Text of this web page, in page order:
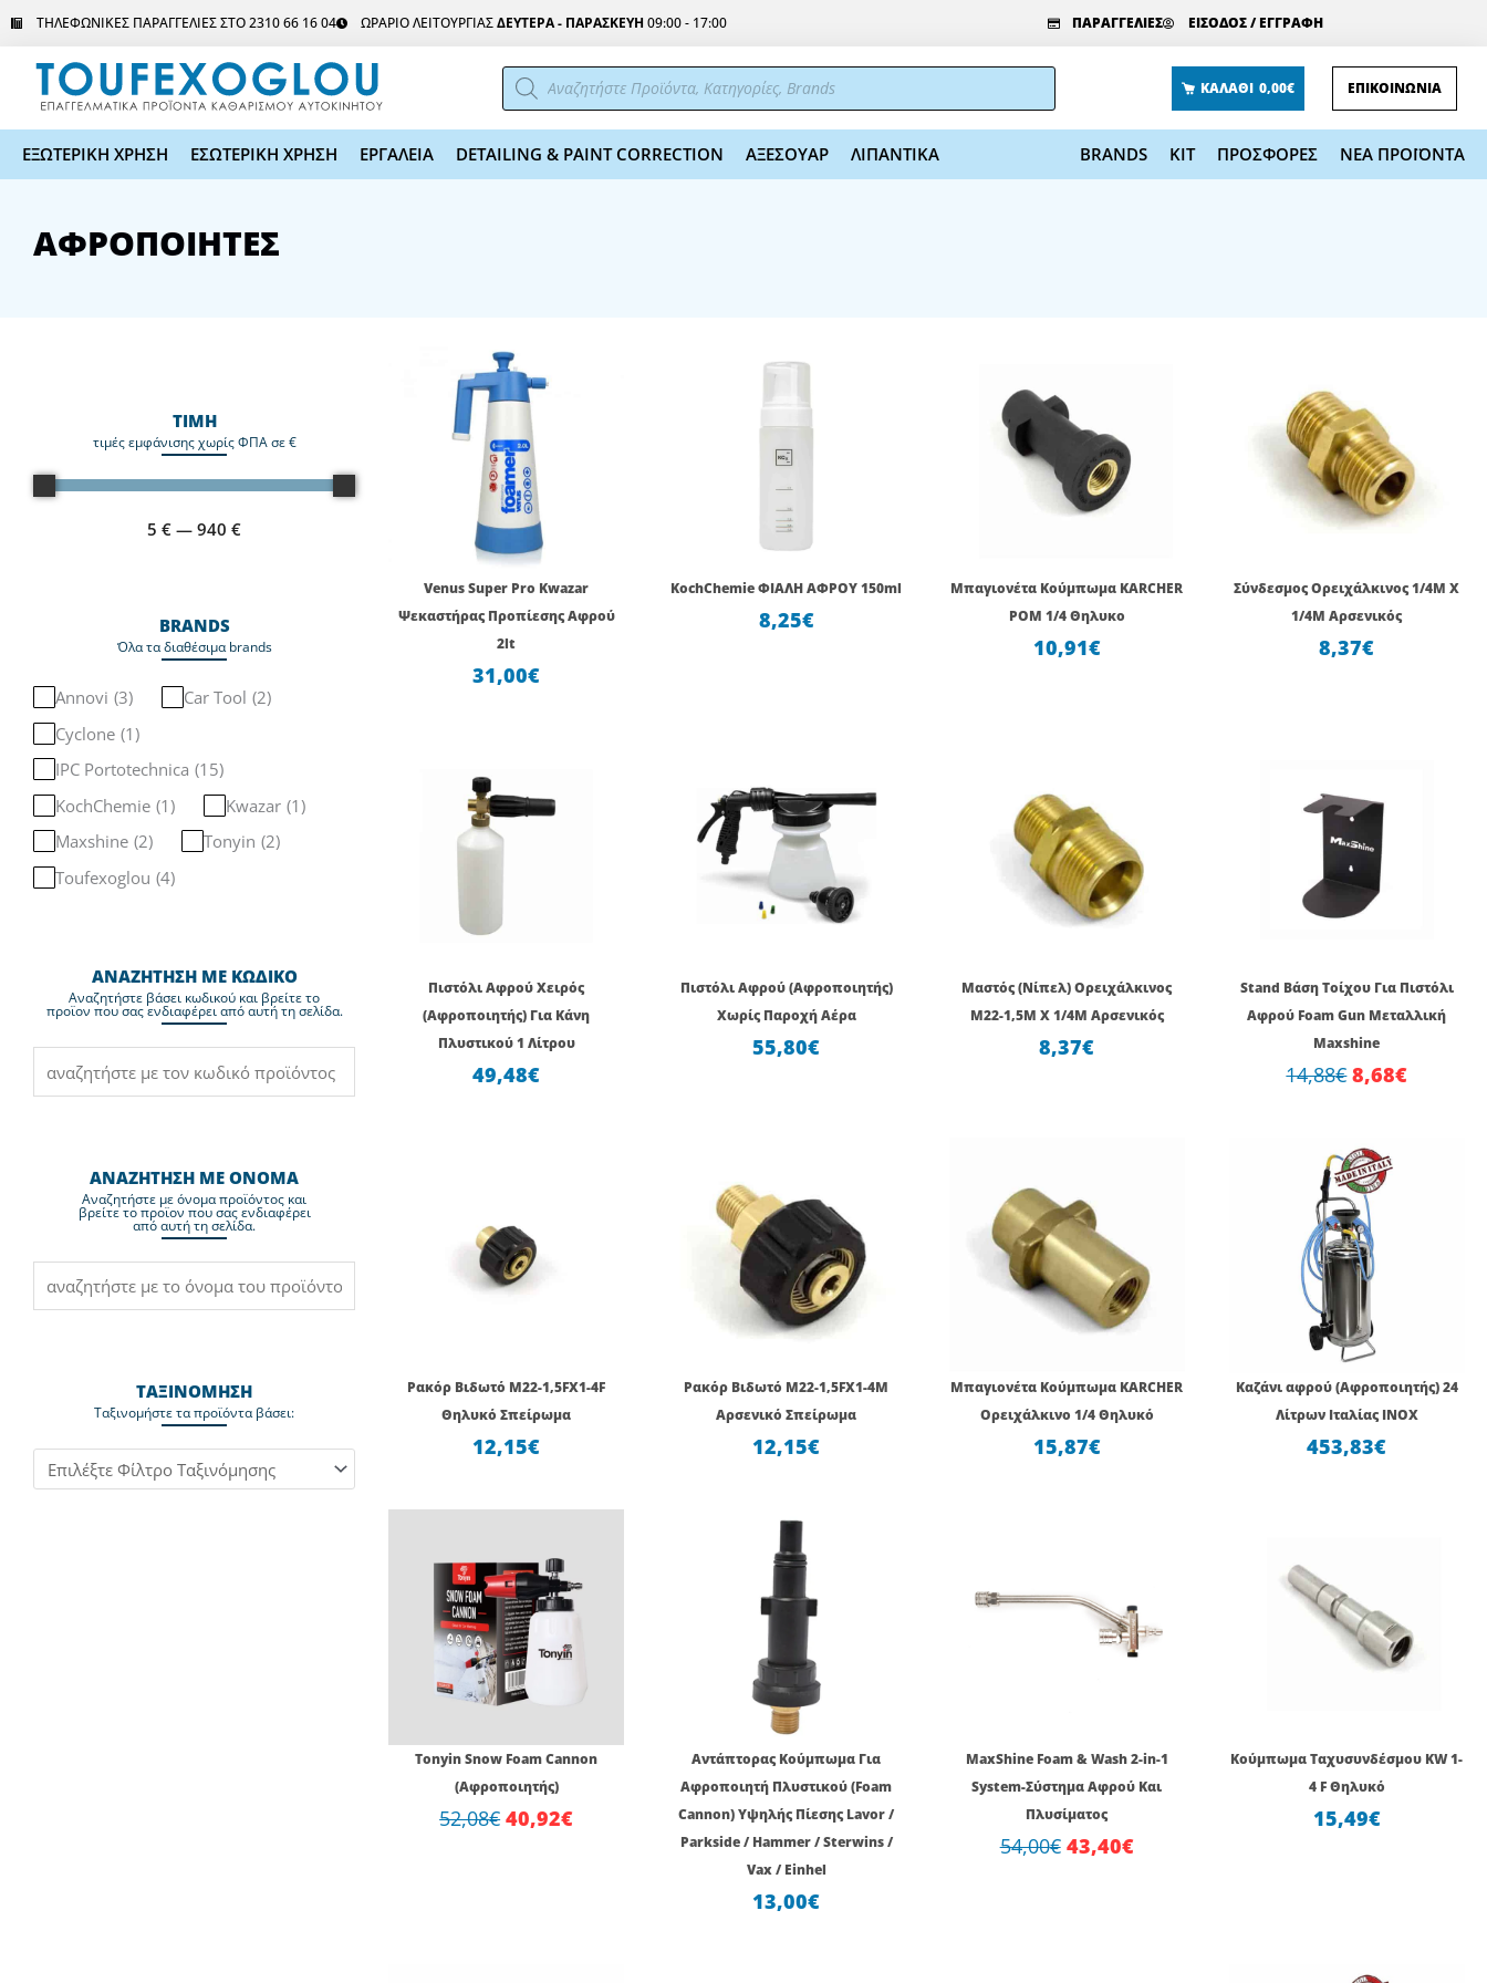
Μετάβαση
περιεχόμενο
ΤΗΛΕΦΩΝΙΚΕΣ ΠΑΡΑΓΓΕΛΙΕΣ ΣΤΟ 2310 66 16 04 ΩΡΑΡΙΟ ΛΕΙΤΟΥΡΓΙΑΣΔΕΥΤΕΡΑ - ΠΑΡΑΣΚΕΥΗ 09:00 - 17:00 ΠΑΡΑΓΓΕΛΙΕΣ ΕΙΣΟΔΟΣ / ΕΓΓΡΑΦΗ
Αναζήτηση
προϊόντων ΚΑΛΑΘΙ 0,00€ ΕΠΙΚΟΙΝΩΝΙΑ
ΕΞΩΤΕΡΙΚΗ ΧΡΗΣΗ ΕΣΩΤΕΡΙΚΗ ΧΡΗΣΗ ΕΡΓΑΛΕΙΑ DETAILING & PAINT CORRECTION ΑΞΕΣΟΥΑΡ ΛΙΠΑΝΤΙΚΑ BRANDS KIT ΠΡΟΣΦΟΡΕΣ ΝΕΑ ΠΡΟΪΟΝΤΑ
AΦΡΟΠΟΙΗΤΕΣ
ΤΙΜΗ
τιμές εμφάνισης χωρίς ΦΠΑ σε €
5 € — 940 €
BRANDS
Όλα τα διαθέσιμα brands
Annovi (3) Car Tool (2)
Cyclone (1)
IPC Portotechnica (15)
KochChemie (1) Kwazar (1)
Maxshine (2) Tonyin (2)
Toufexoglou (4)
ΑΝΑΖΗΤΗΣΗ ΜΕ ΚΩΔΙΚΟ
Aναζητήστε βάσει κωδικού και βρείτε το
προϊον που σας ενδιαφέρει από αυτή τη σελίδα.
ΑΝΑΖΗΤΗΣΗ ΜΕ ΟΝΟΜΑ
Aναζητήστε με όνομα προϊόντος και
βρείτε το προϊον που σας ενδιαφέρει
από αυτή τη σελίδα.
ΤΑΞΙΝΟΜΗΣΗ
Ταξινομήστε τα προϊόντα βάσει:
Venus Super Pro Kwazar
Ψεκαστήρας Προπίεσης Αφρού
2lt
31,00€
KochChemie ΦΙΑΛΗ ΑΦΡΟΥ 150ml
8,25€
Μπαγιονέτα Κούμπωμα KARCHER
POM 1/4 Θηλυκο
10,91€
Σύνδεσμος Ορειχάλκινος 1/4Μ Χ
1/4Μ Αρσενικός
8,37€
Πιστόλι Αφρού Χειρός
(Αφροποιητής) Για Κάνη
Πλυστικού 1 Λίτρου
49,48€
Πιστόλι Αφρού (Αφροποιητής)
Χωρίς Παροχή Αέρα
55,80€
Μαστός (Νίπελ) Ορειχάλκινος
Μ22-1,5Μ Χ 1/4Μ Αρσενικός
8,37€
Stand Βάση Τοίχου Για Πιστόλι
Αφρού Foam Gun Μεταλλική
Maxshine
14,88€
was:
14,88€.
8,68€
Ρακόρ Βιδωτό Μ22-1,5FX1-4F
Θηλυκό Σπείρωμα
12,15€
Ρακόρ Βιδωτό Μ22-1,5FX1-4Μ
Αρσενικό Σπείρωμα
12,15€
Μπαγιονέτα Κούμπωμα KARCHER
Ορειχάλκινο 1/4 Θηλυκό
15,87€
Καζάνι αφρού (Αφροποιητής) 24
Λίτρων Ιταλίας INOX
453,83€
Tonyin Snow Foam Cannon
(Αφροποιητής)
52,08€
price
was:
52,08€.
40,92€
τιμή
Αντάπτορας Κούμπωμα Για
Αφροποιητή Πλυστικού (Foam
Cannon) Υψηλής Πίεσης Lavor /
Parkside / Hammer / Sterwins /
Vax / Einhel
13,00€
MaxShine Foam & Wash 2-in-1
System-Σύστημα Αφρού Και
Πλυσίματος
54,00€
was:
54,00€.
43,40€
τιμή
είναι:
Κούμπωμα Ταχυσυνδέσμου KW 1-
4 F Θηλυκό
15,49€